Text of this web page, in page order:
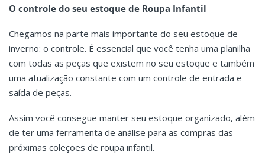
O controle do seu estoque de Roupa Infantil
Chegamos na parte mais importante do seu estoque de
inverno: o controle. É essencial que você tenha uma planilha
com todas as peças que existem no seu estoque e também
uma atualização constante com um controle de entrada e
saída de peças.
Assim você consegue manter seu estoque organizado, além
de ter uma ferramenta de análise para as compras das
próximas coleções de roupa infantil.